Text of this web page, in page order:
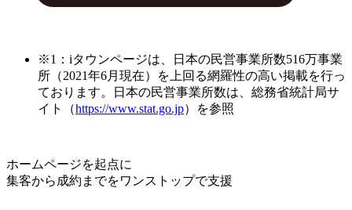
※1：iタウンページは、日本の民営事業所数516万事業
所（2021年6月現在）を上回る網羅性の高い掲載を行っ
ております。日本の民営事業所数は、総務省統計局サ
イト（https://www.stat.go.jp）を参照
ホームページを起点に
集客から成約までをワンストップで支援